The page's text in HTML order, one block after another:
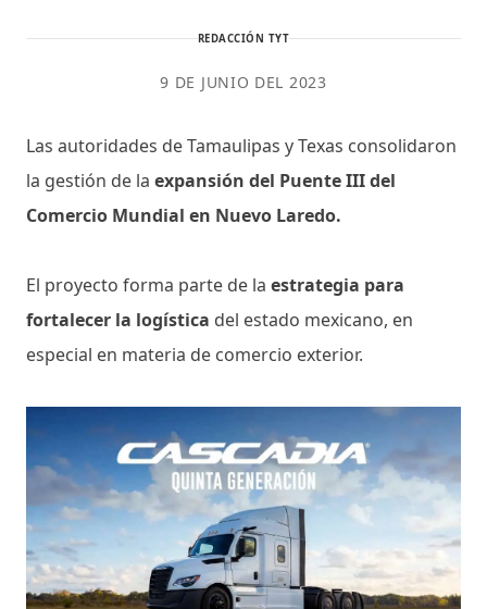
REDACCIÓN TYT
9 DE JUNIO DEL 2023
Las autoridades de Tamaulipas y Texas consolidaron
la gestión de la expansión del Puente III del
Comercio Mundial en Nuevo Laredo.
El proyecto forma parte de la estrategia para
fortalecer la logística del estado mexicano, en
especial en materia de comercio exterior.